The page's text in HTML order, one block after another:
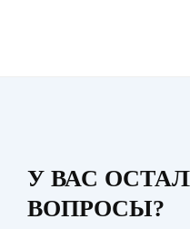
У ВАС
ВОПРОСЫ?